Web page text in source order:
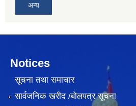
अन्य
Notices
सूचना तथा समाचार
सार्वजनिक खरीद /बोलपत्र सूचना